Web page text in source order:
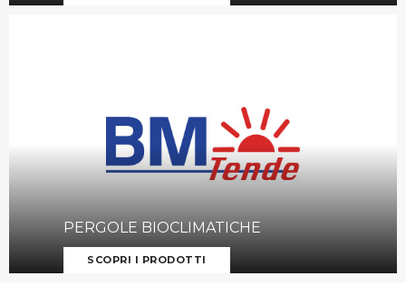
PERGOLE BIOCLIMATICHE
SCOPRI I PRODOTTI